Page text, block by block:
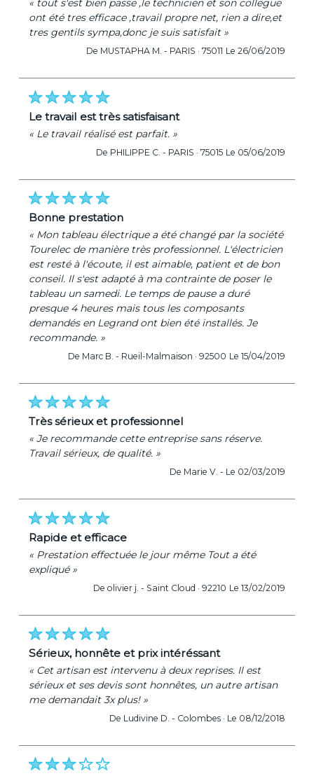
« tout s'est bien passe ,le technicien et son collegue
ont été tres efficace ,travail propre net, rien a dire,et
tres gentils sympa,donc je suis satisfait »
De MUSTAPHA M. - PARIS · 75011 Le 26/06/2019
le travail est très satisfaisant
« Le travail réalisé est parfait. »
De PHILIPPE C. - PARIS · 75015 Le 05/06/2019
bonne prestation
« Mon tableau électrique a été changé par la société
Tourelec de manière très professionnel. L'électricien
est resté à l'écoute, il est aimable, patient et de bon
conseil. Il s'est adapté à ma contrainte de poser le
tableau un samedi. Le temps de pause a duré
presque 4 heures mais tous les composants
demandés en Legrand ont bien été installés. Je
recommande. »
De Marc B. - Rueil-Malmaison · 92500 Le 15/04/2019
très sérieux et professionnel
« Je recommande cette entreprise sans réserve.
Travail sérieux, de qualité. »
De Marie V. - Le 02/03/2019
rapide et efficace
« Prestation effectuée le jour même Tout a été
expliqué »
De olivier j. - Saint Cloud · 92210 Le 13/02/2019
sérieux, honnête et prix intéréssant
« Cet artisan est intervenu à deux reprises. Il est
sérieux et ses devis sont honnêtes, un autre artisan
me demandait 3x plus! »
De Ludivine D. - Colombes · Le 08/12/2018